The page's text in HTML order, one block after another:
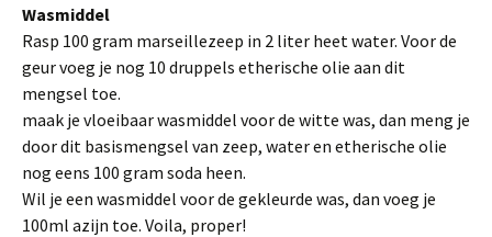
Wasmiddel
Rasp 100 gram marseillezeep in 2 liter heet water. Voor de
geur voeg je nog 10 druppels etherische olie aan dit
mengsel toe.
maak je vloeibaar wasmiddel voor de witte was, dan meng je
door dit basismengsel van zeep, water en etherische olie
nog eens 100 gram soda heen.
Wil je een wasmiddel voor de gekleurde was, dan voeg je
100ml azijn toe. Voila, proper!